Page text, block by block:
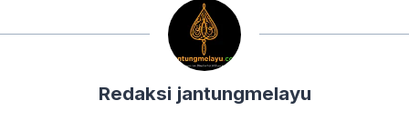
Redaksi jantungmelayu